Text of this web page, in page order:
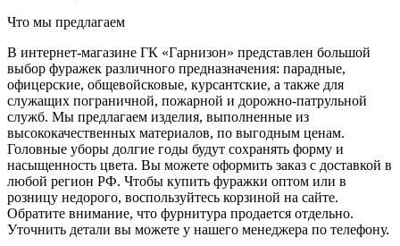
Что мы предлагаем
В интернет-магазине ГК «Гарнизон» представлен большой
выбор фуражек различного предназначения: парадные,
офицерские, общевойсковые, курсантские, а также для
служащих пограничной, пожарной и дорожно-патрульной
служб. Мы предлагаем изделия, выполненные из
высококачественных материалов, по выгодным ценам.
Головные уборы долгие годы будут сохранять форму и
насыщенность цвета. Вы можете оформить заказ с доставкой в
любой регион РФ. Чтобы купить фуражки оптом или в
розницу недорого, воспользуйтесь корзиной на сайте.
Обратите внимание, что фурнитура продается отдельно.
Уточнить детали вы можете у нашего менеджера по телефону.